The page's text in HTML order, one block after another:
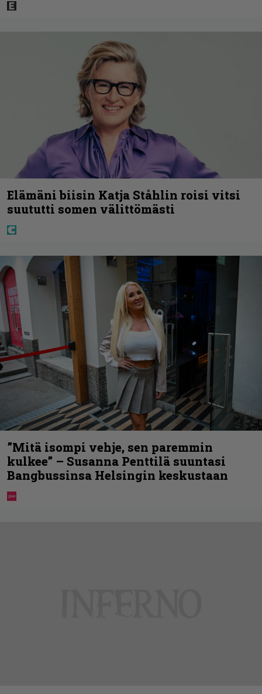
Elämäni biisin Katja Ståhlin roisi vitsi
suututti somen välittömästi
”Mitä isompi vehje, sen paremmin
kulkee” – Susanna Penttilä suuntasi
Bangbussinsa Helsingin keskustaan